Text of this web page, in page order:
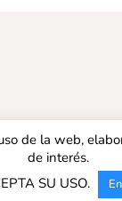
de la web,
de interés.
SU USO.